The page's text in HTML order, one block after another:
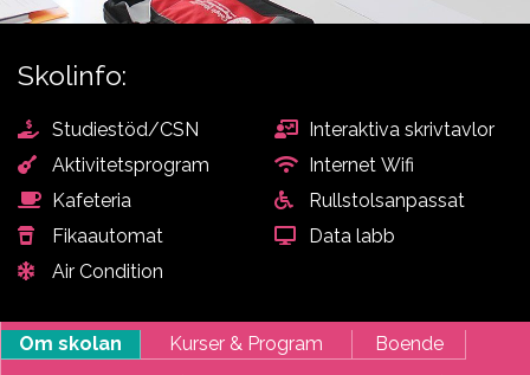
Skolinfo:
Studiestöd/CSN
Aktivitetsprogram
Kafeteria
Fikaautomat
Air Condition
Interaktiva skrivtavlor
Internet Wifi
Rullstolsanpassat
Data labb
Om skolan Kurser & Program
Boende